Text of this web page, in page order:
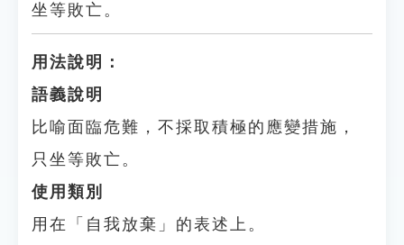
坐等敗亡。
用法說明：
語義說明
比喻面臨危難，不採取積極的應變措施，
只坐等敗亡。
使用類別
用在「自我放棄」的表述上。